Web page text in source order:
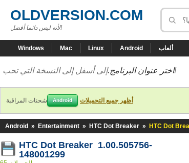
OLDVERSION.COM
لأنه ليس دائما أفضل!
Windows Mac Linux Android ألعاب
اختر عنوان البرنامج.إلى أسفل إلى النسخة التي تحب!
شحنات المراقبة Android أظهر جميع التحميلات
Android » Entertainment » HTC Dot Breaker » HTC Dot
HTC Dot Breaker 1.00.505756-
148001299